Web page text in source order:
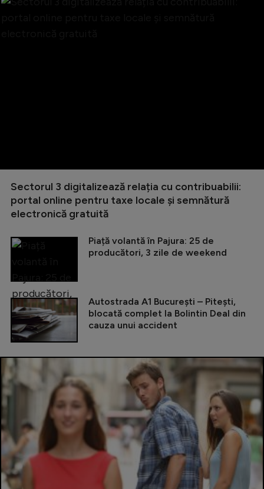
Sectorul 3 digitalizează relația cu contribuabilii:
portal online pentru taxe locale și semnătură
electronică gratuită
Piață volantă în Pajura: 25 de
producători, 3 zile de weekend
Autostrada A1 București – Pitești,
blocată complet la Bolintin Deal din
cauza unui accident